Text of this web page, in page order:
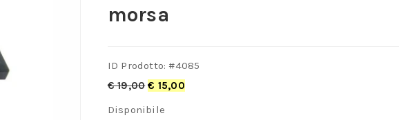
morsa
ID Prodotto: #4085
€19,00 € 15,00
Disponibile